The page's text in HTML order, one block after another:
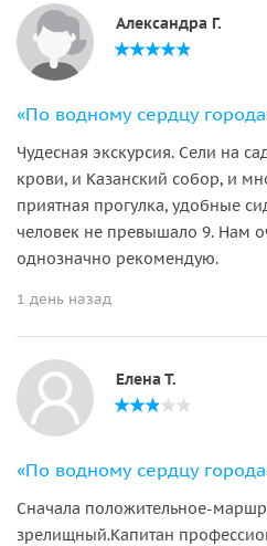
Александра Г.
Чудесная экскурсия. Сели на
крови, и Казанский собор, и
приятная прогулка, удобные
человек не превышало 9. Нам
однозначно рекомендую.
1 день назад
Елена Т.
Сначала положительное-
зрелищный.Капитан